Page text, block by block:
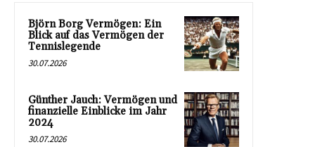
Björn Borg Vermögen: Ein
Blick auf das Vermögen der
Tennislegende
30.07.2026
Günther Jauch: Vermögen und
finanzielle Einblicke im Jahr
2024
30.07.2026